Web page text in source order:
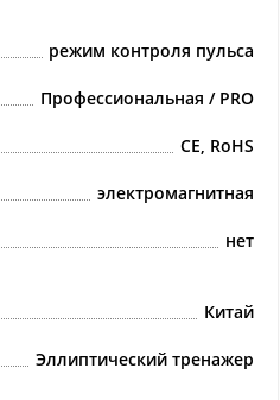
режим контроля пульса
Профессиональная / PRO
СЕ, RoHS
электромагнитная
нет
Китай
Эллиптический тренажер